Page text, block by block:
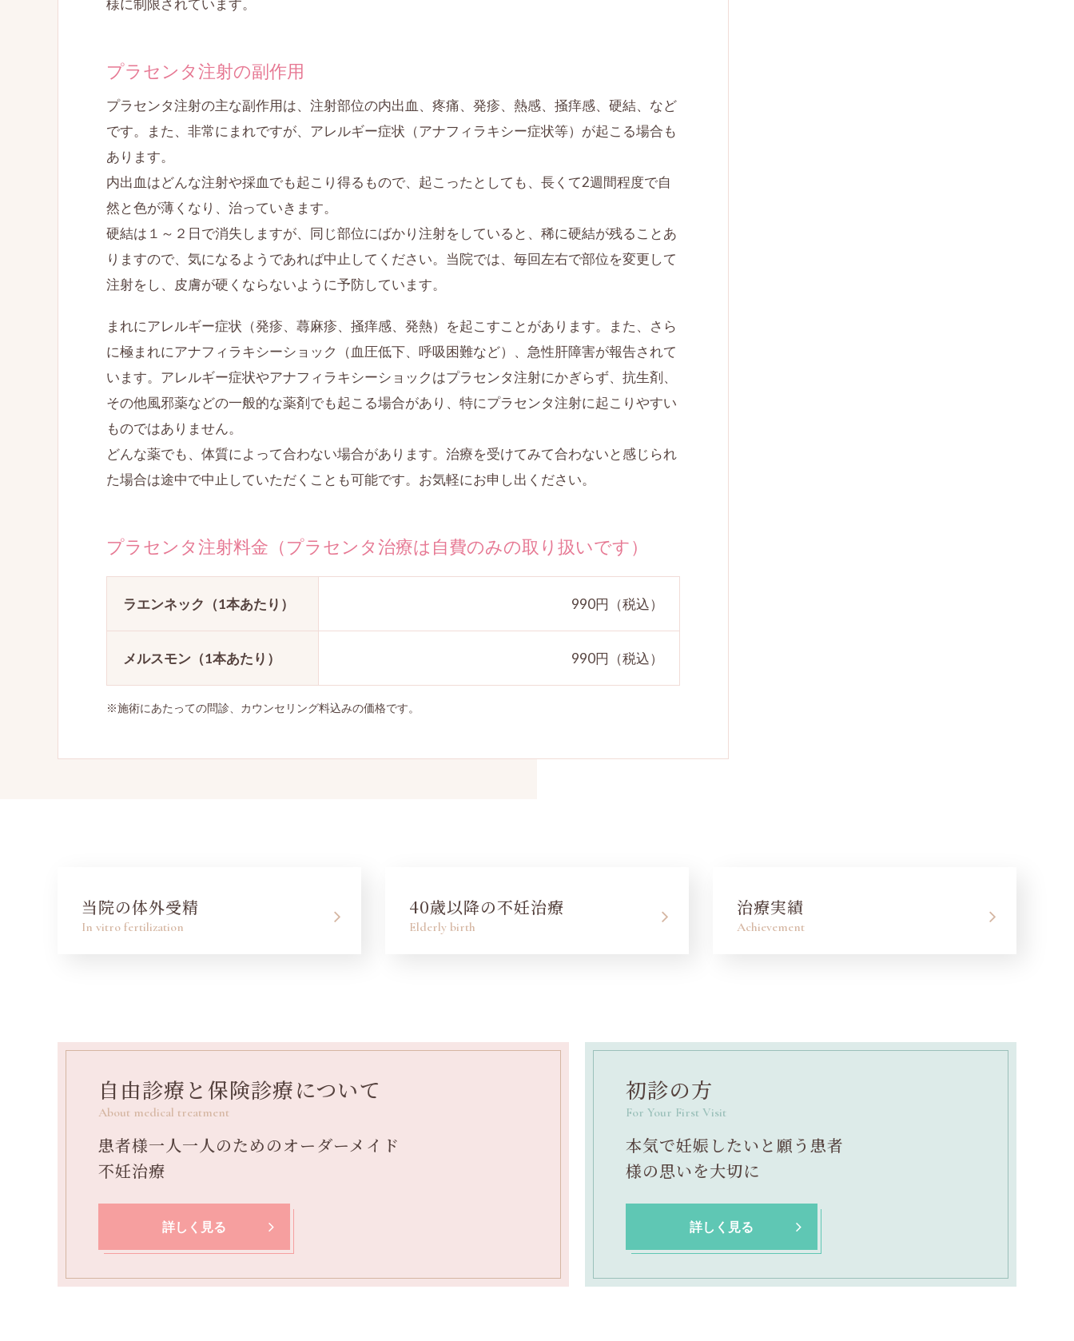
様に制限されています。
プラセンタ注射の副作用
プラセンタ注射の主な副作用は、注射部位の内出血、疼痛、発疹、熱感、掻痒感、硬結、など
です。また、非常にまれですが、アレルギー症状（アナフィラキシー症状等）が起こる場合も
あります。
内出血はどんな注射や採血でも起こり得るもので、起こったとしても、長くて2週間程度で自
然と色が薄くなり、治っていきます。
硬結は１～２日で消失しますが、同じ部位にばかり注射をしていると、稀に硬結が残ることあ
りますので、気になるようであれば中止してください。当院では、毎回左右で部位を変更して
注射をし、皮膚が硬くならないように予防しています。
まれにアレルギー症状（発疹、蕁麻疹、掻痒感、発熱）を起こすことがあります。また、さら
に極まれにアナフィラキシーショック（血圧低下、呼吸困難など）、急性肝障害が報告されて
います。アレルギー症状やアナフィラキシーショックはプラセンタ注射にかぎらず、抗生剤、
その他風邪薬などの一般的な薬剤でも起こる場合があり、特にプラセンタ注射に起こりやすい
ものではありません。
どんな薬でも、体質によって合わない場合があります。治療を受けてみて合わないと感じられ
た場合は途中で中止していただくことも可能です。お気軽にお申し出ください。
プラセンタ注射料金 （プラセンタ治療は自費のみの取り扱いです）
ラエンネック（1本あたり） 990円（税込）
メルスモン（1本あたり） 990円（税込）
※施術にあたっての問診、カウンセリング料込みの価格です。
当院の体外受精
In vitro fertilization
40歳以降の不妊治療
Elderly birth
治療実績
Achievement
自由診療と保険診療について
About medical treatment
患者様一人一人のためのオーダーメイド
不妊治療
詳しく見る
初診の方
For Your First Visit
本気で妊娠したいと願う患者
様の思いを大切に
詳しく見る